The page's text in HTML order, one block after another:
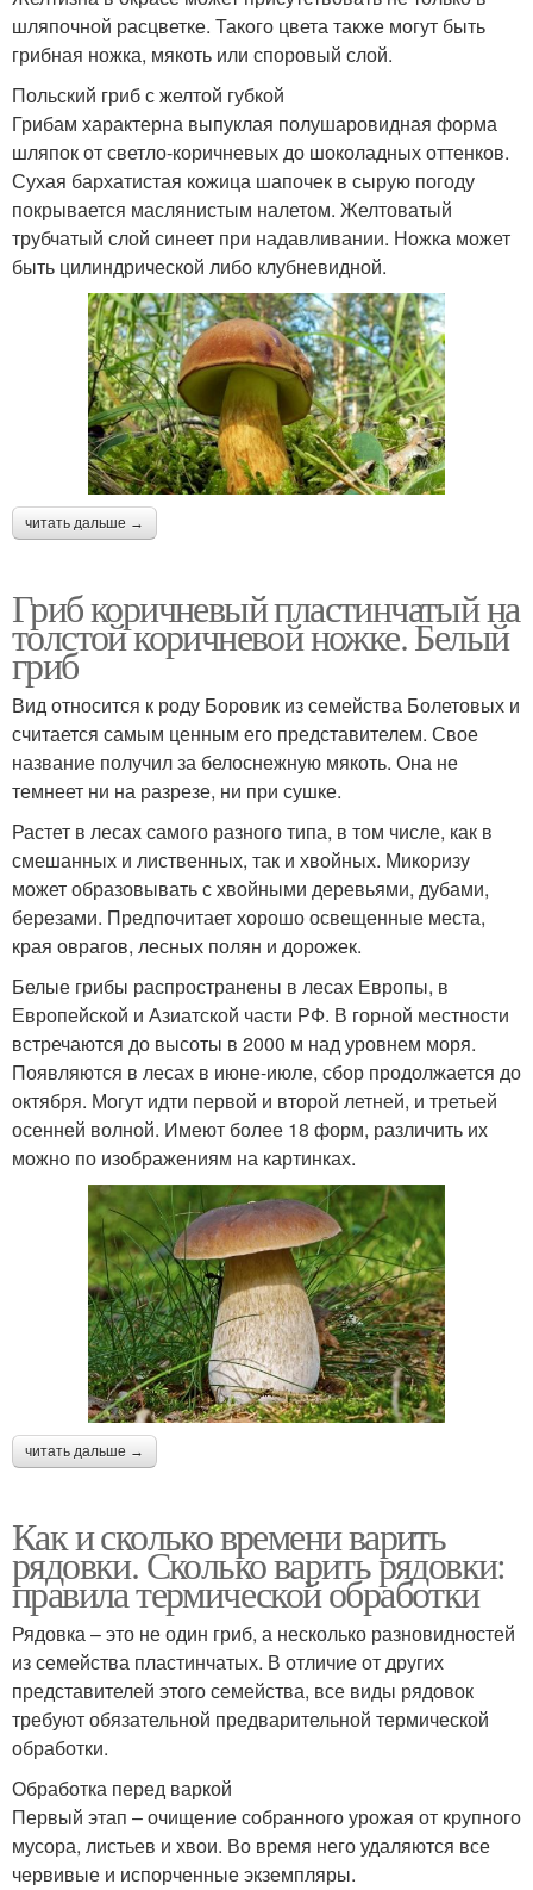
шляпочной расцветке. Такого цвета также могут быть
грибная ножка, мякоть или споровый слой.
Польский гриб с желтой губкой
Грибам характерна выпуклая полушаровидная форма
шляпок от светло-коричневых до шоколадных оттенков.
Сухая бархатистая кожица шапочек в сырую погоду
покрывается маслянистым налетом. Желтоватый
трубчатый слой синеет при надавливании. Ножка может
быть цилиндрической либо клубневидной.
читать дальше →
Гриб коричневый пластинчатый на
толстой коричневой ножке. Белый
гриб
Вид относится к роду Боровик из семейства Болетовых и
считается самым ценным его представителем. Свое
название получил за белоснежную мякоть. Она не
темнеет ни на разрезе, ни при сушке.
Растет в лесах самого разного типа, в том числе, как в
смешанных и лиственных, так и хвойных. Микоризу
может образовывать с хвойными деревьями, дубами,
березами. Предпочитает хорошо освещенные места,
края оврагов, лесных полян и дорожек.
Белые грибы распространены в лесах Европы, в
Европейской и Азиатской части РФ. В горной местности
встречаются до высоты в 2000 м над уровнем моря.
Появляются в лесах в июне-июле, сбор продолжается до
октября. Могут идти первой и второй летней, и третьей
осенней волной. Имеют более 18 форм, различить их
можно по изображениям на картинках.
читать дальше →
Как и сколько времени варить
рядовки. Сколько варить рядовки:
правила термической обработки
Рядовка – это не один гриб, а несколько разновидностей
из семейства пластинчатых. В отличие от других
представителей этого семейства, все виды рядовок
требуют обязательной предварительной термической
обработки.
Обработка перед варкой
Первый этап – очищение собранного урожая от крупного
мусора, листьев и хвои. Во время него удаляются все
червивые и испорченные экземпляры.